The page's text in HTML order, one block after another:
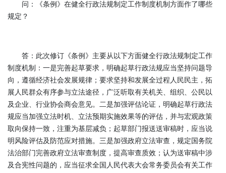
问：《条例》在健全行政法规制定工作制度机制方面作了哪些
规定？
答：此次修订《条例》主要从以下方面健全行政法规制定工作
制度机制：一是完善起草要求，明确起草行政法规应当坚持问题导
向，遵循经济社会发展规律；要求坚持和发展全过程人民民主，拓
展人民群众有序参与立法途径，广泛听取有关机关、组织、公民以
及企业、行业协会商会意见。二是加强评估论证，明确起草行政法
规应当加强立法时机、立法预期实施效果等的评估，并与宏观政策
取向保持一致，注重为基层减负；起草部门报送送审稿时，应当说
明风险评估及防范应对措施。三是加强政府立法审查，规定国务院
法治部门完善政府立法审查制度，提高审查质效；认为送审稿中涉
及合宪性问题的，应当征求全国人民代表大会常务委员会有关工作